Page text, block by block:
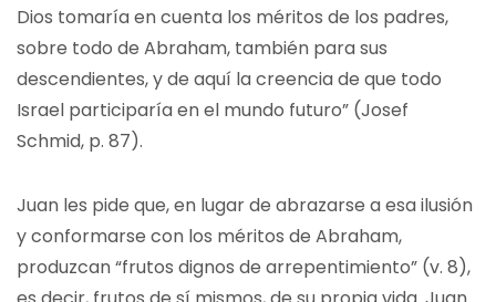
Dios tomaría en cuenta los méritos de los padres,
sobre todo de Abraham, también para sus
descendientes, y de aquí la creencia de que todo
Israel participaría en el mundo futuro” (Josef
Schmid, p. 87).
Juan les pide que, en lugar de abrazarse a esa ilusión
y conformarse con los méritos de Abraham,
produzcan “frutos dignos de arrepentimiento” (v. 8),